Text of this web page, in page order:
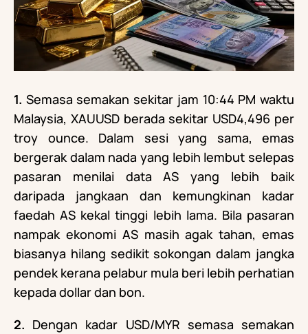
1. Semasa semakan sekitar jam 10:44 PM waktu
Malaysia, XAUUSD berada sekitar USD4,496 per
troy ounce. Dalam sesi yang sama, emas
bergerak dalam nada yang lebih lembut selepas
pasaran menilai data AS yang lebih baik
daripada jangkaan dan kemungkinan kadar
faedah AS kekal tinggi lebih lama. Bila pasaran
nampak ekonomi AS masih agak tahan, emas
biasanya hilang sedikit sokongan dalam jangka
pendek kerana pelabur mula beri lebih perhatian
kepada dollar dan bon.
2. Dengan kadar USD/MYR semasa semakan